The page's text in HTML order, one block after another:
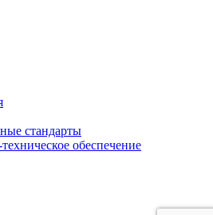
стандарты
обеспечение